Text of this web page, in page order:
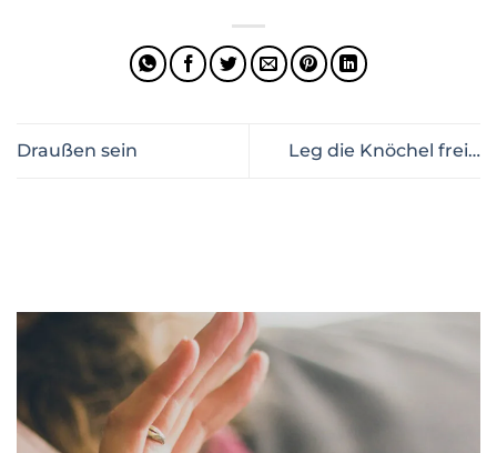
Draußen sein Leg die Knöchel frei…